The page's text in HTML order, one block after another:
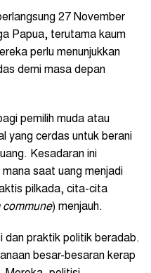
27 November
Papua, terutama kaum
perlu menunjukkan
demi masa depan
pemilih muda atau
yang cerdas untuk berani
Kesadaran ini
saat uang menjadi
pilkada, cita-cita
commune) menjauh.
dan praktik politik beradab.
besar-besaran kerap